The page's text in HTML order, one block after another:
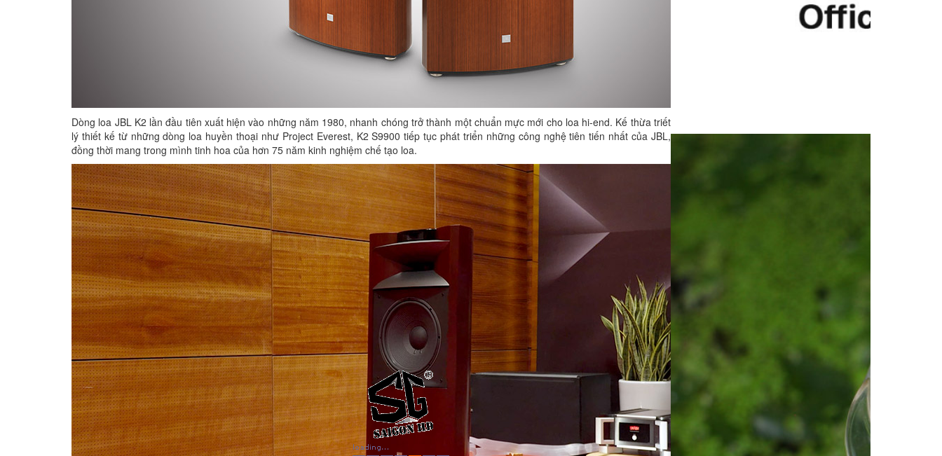
Dòng loa JBL K2 lần đầu tiên xuất hiện vào những năm 1980, nhanh chóng trở thành một chuẩn mực mới cho loa hi-end. Kế thừa triết
lý thiết kế từ những dòng loa huyền thoại như Project Everest, K2 S9900 tiếp tục phát triển những công nghệ tiên tiến nhất của JBL,
đồng thời mang trong mình tinh hoa của hơn 75 năm kinh nghiệm chế tạo loa.